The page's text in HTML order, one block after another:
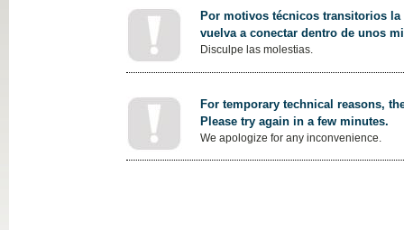
Por motivos técnicos transitorios
vuelva a conectar dentro de unos
Disculpe las molestias.
For temporary technical reasons,
Please try again in a few minutes.
We apologize for any inconvenience.